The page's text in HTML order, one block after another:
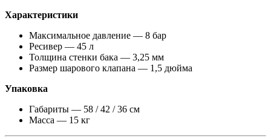
Характеристики
Максимальное давление — 8 бар
Ресивер — 45 л
Толщина стенки бака — 3,25 мм
Размер шарового клапана — 1,5 дюйма
Упаковка
Габариты — 58 / 42 / 36 см
Масса — 15 кг